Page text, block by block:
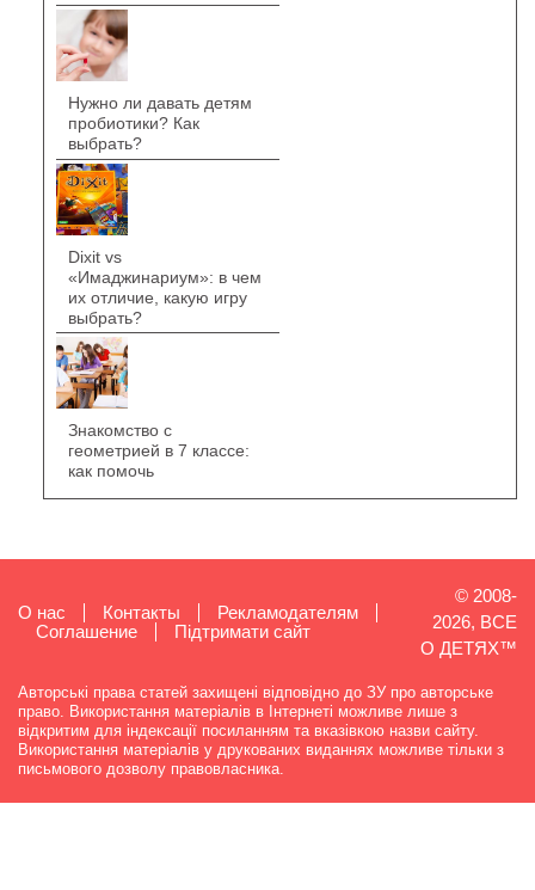
Нужно ли давать детям
пробиотики? Как
выбрать?
Dixit vs
«Имаджинариум»: в чем
их отличие, какую игру
выбрать?
Знакомство с
геометрией в 7 классе:
как помочь
О нас Контакты
Рекламодателям
Cоглашение
Підтримати сайт
© 2008-
2026, ВСЕ
О ДЕТЯХ™
Авторські права статей захищені відповідно до ЗУ про авторське
право. Використання матеріалів в Інтернеті можливе лише з
відкритим для індексації посиланням та вказівкою назви сайту.
Використання матеріалів у друкованих виданнях можливе тільки з
письмового дозволу правовласника.